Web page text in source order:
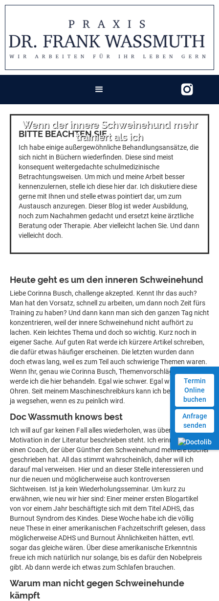
Wenn der innere Schweinehund mehr
trainiert als ich
BITTE BEACHTEN SIE
Ich habe einige außergewöhnliche Behandlungsansätze, die
sich nicht in Büchern wiederfinden. Diese sind meist
konsequent weitergedachte schulmedizinische
Betrachtungsweisen. Um mich und meine Arbeit besser
kennenzulernen, stelle ich diese hier dar. Ich diskutiere diese
gerne mit Ihnen und stelle etwas pointiert dar, um zum
Austausch anzuregen. Dieser Blog ist weder Ausbildung,
noch zum Nachahmen gedacht und ersetzt keine ärztliche
Beratung oder Therapie. Aber vielleicht lachen Sie. Und dann
vielleicht doch.
Heute geht es um den inneren Schweinehund
Liebe Corinna Busch, challenge akzepted. Kennt Ihr das auch?
Man hat den Vorsatz, schnell zu arbeiten, um dann noch Zeit fürs
Training zu haben? Und dann kann man sich den ganzen Tag nicht
konzentrieren, weil der innere Schweinehund nicht aufhört zu
lachen. Kein leichtes Thema und doch so wichtig. Kurz noch in
eigener Sache. Auf guten Rat werde ich kürzere Artikel schreiben,
die dafür etwas häufiger erscheinen. Die letzten wurden dann
doch etwas lang, weil es zum Teil auch schwierige Themen waren.
Wenn Ihr, genau wie Corinna Busch, Themenvorschläge habt,
werde ich die hier behandeln. Egal wie schwer. Egal wie rot die
Ohren. Seit meinem Maschineschreibkurs kann ich beim Schreiben
ja wegsehen, wenn es zu peinlich wird.
Doc Wassmuth knows best
Ich will auf gar keinen Fall alles wiederholen, was über Antrieb und
Motivation in der Literatur beschrieben steht. Ich erinnere mich an
einen Coach, der über Günther den Schweinehund mehrere Bücher
geschrieben hat. All das stimmt wahrscheinlich, daher will ich
darauf mal verweisen. Hier und an dieser Stelle interessieren und
nur die neuen und möglicherweise auch kontroversen
Sichtweisen. Ist ja kein Wiederholungsseminar. Um kurz zu
erwähnen, wie neu wir hier sind: Einer meiner ersten Blogartikel
von vor einem Jahr beschäftigte sich mit dem Titel ADHS, das
Burnout Syndrom des Kindes. Diese Woche habe ich die völlig
neue These in einer amerikanischen Fachzeitschrift gelesen, dass
möglicherweise ADHS und Burnout Ähnlichkeiten hätten, evtl.
sogar das gleiche wären. Über diese amerikanische Erkenntnis
freue ich mich natürlich nur solange, bis es dafür den Nobelpreis
gibt. Ab dann werde ich etwas zum Schlafen brauchen.
Warum man nicht gegen Schweinehunde
kämpft
Termin
Online
buchen
Anfrage
senden